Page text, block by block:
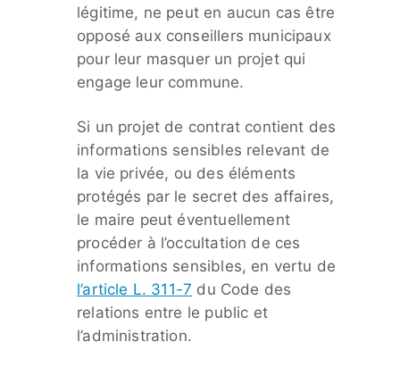
légitime, ne peut en aucun cas être
opposé aux conseillers municipaux
pour leur masquer un projet qui
engage leur commune.
Si un projet de contrat contient des
informations sensibles relevant de
la vie privée, ou des éléments
protégés par le secret des affaires,
le maire peut éventuellement
procéder à l’occultation de ces
informations sensibles, en vertu de
l’article L. 311-7 du Code des
relations entre le public et
l’administration.